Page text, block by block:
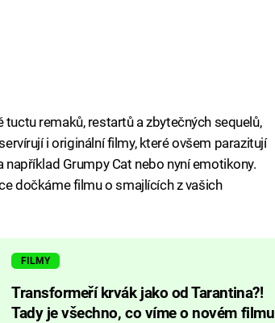
remaků, restartů a zbytečných sequelů,
i originální filmy, které ovšem parazitují
Grumpy Cat nebo nyní emotikony.
dočkáme filmu o smajlících z vašich
FILMY
Transformeří krvák jako od Tarantina?!
Tady je všechno, co víme o novém filmu